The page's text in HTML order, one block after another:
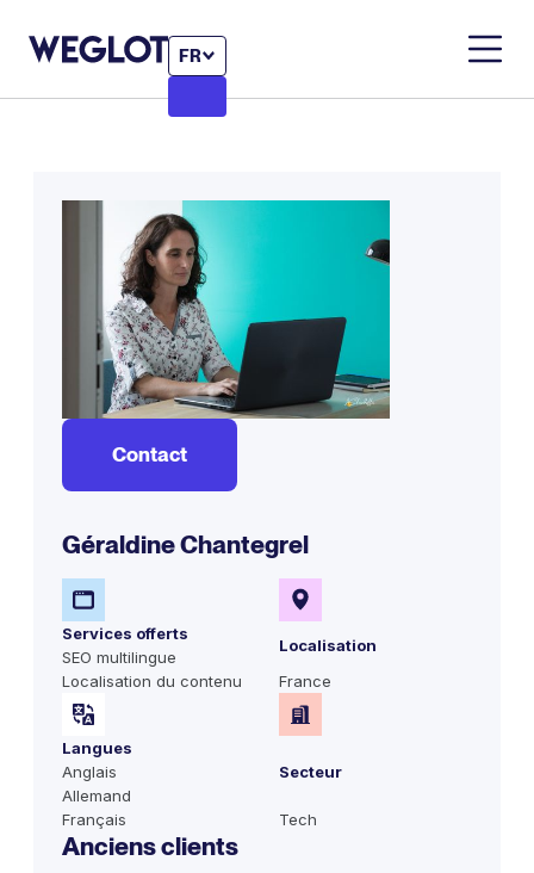
FR
Contact
Géraldine Chantegrel
Services offerts
SEO multilingue
Localisation du contenu
Localisation
France
Langues
Anglais
Allemand
Français
Secteur
Tech
Anciens clients